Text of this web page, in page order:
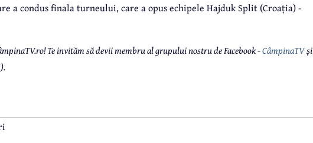
a condus finala turneului, care a opus echipele Hajduk Split (Croația) -
Te invităm să devii membru al grupului nostru de Facebook -CâmpinaTVși